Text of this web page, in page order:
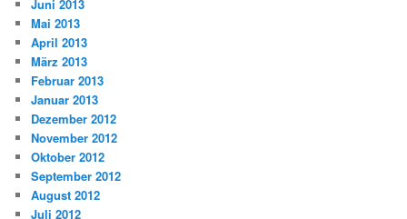
Juni 2013
Mai 2013
April 2013
März 2013
Februar 2013
Januar 2013
Dezember 2012
November 2012
Oktober 2012
September 2012
August 2012
Juli 2012